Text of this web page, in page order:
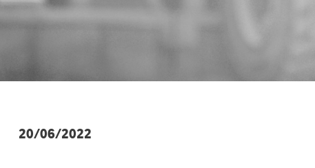
20/06/2022